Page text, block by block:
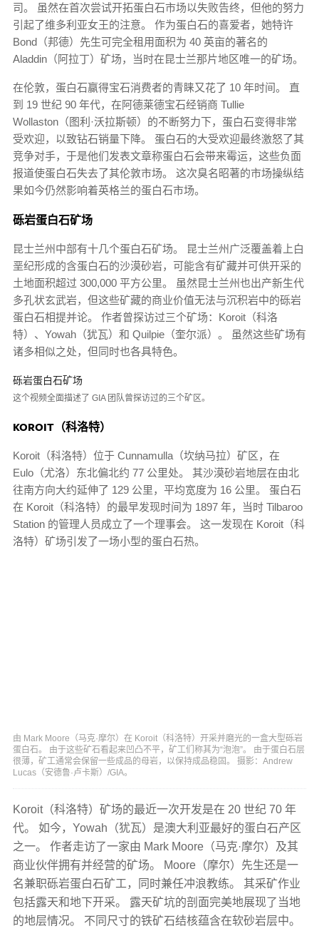
司。 虽然在首次尝试开拓蛋白石市场以失败告终，但他的努力
引起了维多利亚女王的注意。 作为蛋白石的喜爱者，她特许
Bond（邦德）先生可完全租用面积为 40 英亩的著名的
Aladdin（阿拉丁）矿场，当时在昆士兰那片地区唯一的矿场。
在伦敦，蛋白石赢得宝石消费者的青睐又花了 10 年时间。 直
到 19 世纪 90 年代，在阿德莱德宝石经销商 Tullie
Wollaston（图利·沃拉斯顿）的不断努力下，蛋白石变得非常
受欢迎，以致钻石销量下降。 蛋白石的大受欢迎最终激怒了其
竞争对手，于是他们发表文章称蛋白石会带来霉运，这些负面
报道使蛋白石失去了其伦敦市场。 这次臭名昭著的市场操纵结
果如今仍然影响着英格兰的蛋白石市场。
砾岩蛋白石矿场
昆士兰州中部有十几个蛋白石矿场。 昆士兰州广泛覆盖着上白
垩纪形成的含蛋白石的沙漠砂岩，可能含有矿藏并可供开采的
土地面积超过 300,000 平方公里。 虽然昆士兰州也出产新生代
多孔状玄武岩，但这些矿藏的商业价值无法与沉积岩中的砾岩
蛋白石相提并论。 作者曾探访过三个矿场：Koroit（科洛
特）、Yowah（犹瓦）和 Quilpie（奎尔派）。 虽然这些矿场有
诸多相似之处，但同时也各具特色。
砾岩蛋白石矿场
这个视频全面描述了 GIA 团队曾探访过的三个矿区。
KOROIT（科洛特）
Koroit（科洛特）位于 Cunnamulla（坎纳马拉）矿区，在
Eulo（尤洛）东北偏北约 77 公里处。 其沙漠砂岩地层在由北
往南方向大约延伸了 129 公里，平均宽度为 16 公里。 蛋白石
在 Koroit（科洛特）的最早发现时间为 1897 年，当时 Tilbaroo
Station 的管理人员成立了一个理事会。 这一发现在 Koroit（科
洛特）矿场引发了一场小型的蛋白石热。
由 Mark Moore（马克·摩尔）在 Koroit（科洛特）开采并磨光的一盒大型砾岩
蛋白石。 由于这些矿石看起来凹凸不平，矿工们称其为“泡泡”。 由于蛋白石层
很薄，矿工通常会保留一些成品的母岩，以保持成品稳固。 摄影：Andrew
Lucas（安德鲁·卢卡斯）/GIA。
Koroit（科洛特）矿场的最近一次开发是在 20 世纪 70 年
代。 如今，Yowah（犹瓦）是澳大利亚最好的蛋白石产区
之一。 作者走访了一家由 Mark Moore（马克·摩尔）及其
商业伙伴拥有并经营的矿场。 Moore（摩尔）先生还是一
名兼职砾岩蛋白石矿工，同时兼任冲浪教练。 其采矿作业
包括露天和地下开采。 露天矿坑的剖面完美地展现了当地
的地层情况。 不同尺寸的铁矿石结核蕴含在软砂岩层中。